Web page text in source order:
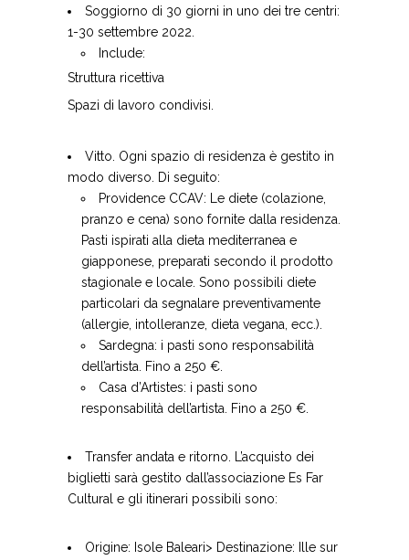
Soggiorno di 30 giorni in uno dei tre centri:
1-30 settembre 2022.
Include:
Struttura ricettiva
Spazi di lavoro condivisi.
Vitto. Ogni spazio di residenza è gestito in
modo diverso. Di seguito:
Providence CCAV: Le diete (colazione,
pranzo e cena) sono fornite dalla residenza.
Pasti ispirati alla dieta mediterranea e
giapponese, preparati secondo il prodotto
stagionale e locale. Sono possibili diete
particolari da segnalare preventivamente
(allergie, intolleranze, dieta vegana, ecc.).
Sardegna: i pasti sono responsabilità
dell’artista. Fino a 250 €.
Casa d’Artistes: i pasti sono
responsabilità dell’artista. Fino a 250 €.
Transfer andata e ritorno. L’acquisto dei
biglietti sarà gestito dall’associazione Es Far
Cultural e gli itinerari possibili sono:
Origine: Isole Baleari> Destinazione: Ille sur